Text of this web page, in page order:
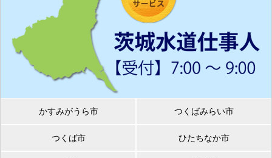
かすみがうら市 つくばみらい市
つくば市 ひたちなか市